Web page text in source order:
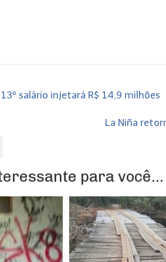
salário injetará R$ 14,9 milhões
La Niña
para você...